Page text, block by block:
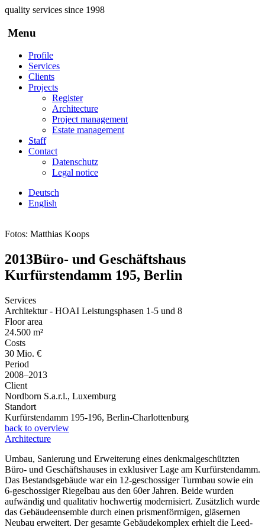
Skip to main content
quality services since 1998
Menu
Profile
Services
Clients
Projects
Register
Architecture
Project management
Estate management
Staff
Contact
Datenschutz
Legal notice
Deutsch
English
Fotos: Matthias Koops
2013Büro- und Geschäftshaus
Kurfürstendamm 195, Berlin
Services
Architektur - HOAI Leistungsphasen 1-5 und 8
Floor area
24.500 m²
Costs
30 Mio. €
Period
2008–2013
Client
Nordborn S.a.r.l., Luxemburg
Standort
Kurfürstendamm 195-196, Berlin-Charlottenburg
back to overview
Architecture
Umbau, Sanierung und Erweiterung eines denkmalgeschützten
Büro- und Geschäftshauses in exklusiver Lage am Kurfürstendamm.
Das Bestandsgebäude war ein 12-geschossiger Turmbau sowie ein
6-geschossiger Riegelbau aus den 60er Jahren. Beide wurden
aufwändig und qualitativ hochwertig modernisiert. Zusätzlich wurde
das Gebäudeensemble durch einen prismenförmigen, gläsernen
Neubau erweitert. Der gesamte Gebäudekomplex erhielt die Leed-